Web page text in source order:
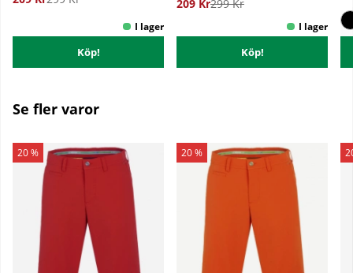
Köp!
209 Kr299 Kr
Köp!
Se fler varor
20 % 20 %